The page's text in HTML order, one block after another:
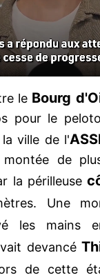
le Bourg
pour le
ville de l'
de
la périlleuse
Une
les mains
devancé
de cette